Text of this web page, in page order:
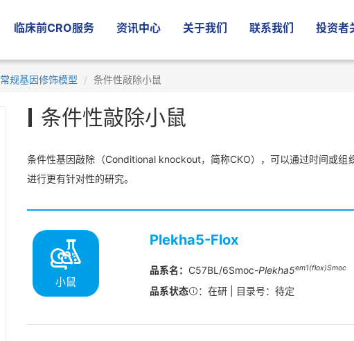
临床前CRO服务 资讯中心 关于我们 联系我们 投资者
常规基因修饰模型 条件性敲除小鼠
条件性敲除小鼠
条件性基因敲除（Conditional knockout，简称CKO），可以通过时间或组
进行更有针对性的研究。
小鼠
Plekha5-Flox
品系名： C57BL/6Smoc-Plekha5em1(flox)Smoc
品系状态 ：在研 | 目录号：待定